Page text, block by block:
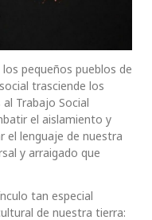
pequeños pueblos de
trasciende los
Trabajo Social
el aislamiento y
el lenguaje de nuestra
y arraigado que
tan especial
de nuestra tierra: